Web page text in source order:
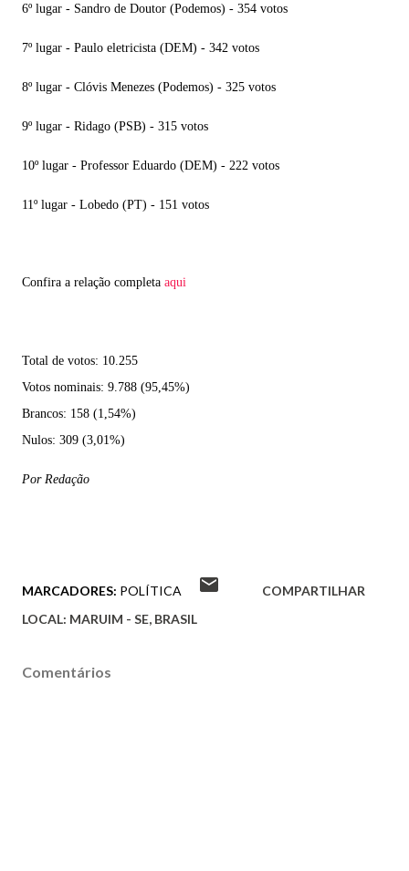
6º lugar - Sandro de Doutor (Podemos) - 354 votos
7º lugar - Paulo eletricista (DEM) - 342 votos
8º lugar - Clóvis Menezes (Podemos) - 325 votos
9º lugar - Ridago (PSB) - 315 votos
10º lugar - Professor Eduardo (DEM) - 222 votos
11º lugar - Lobedo (PT) - 151 votos
Confira a relação completa aqui
Total de votos: 10.255
Votos nominais: 9.788 (95,45%)
Brancos: 158 (1,54%)
Nulos: 309 (3,01%)
Por Redação
MARCADORES: POLÍTICA
LOCAL: MARUIM - SE, BRASIL
COMPARTILHAR
Comentários